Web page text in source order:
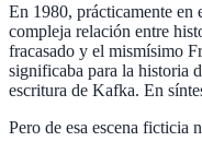
En 1980, prácticamente
compleja relación entre
fracasado y el mismísimo
significaba para la historia
escritura de Kafka. En
Pero de esa escena ficticia